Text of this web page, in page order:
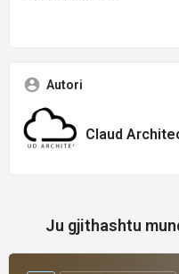
Autori
Claud
Ju gjithashtu